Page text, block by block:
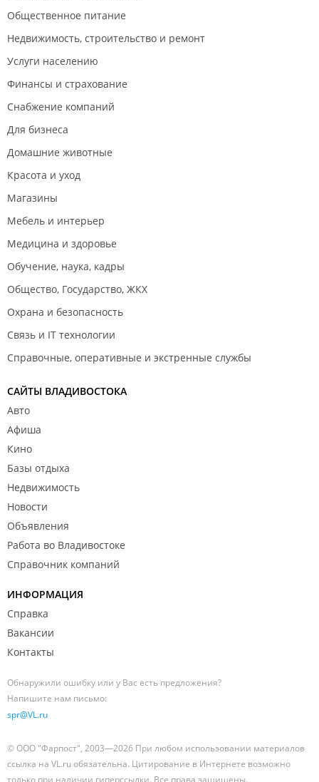
Общественное питание
Недвижимость, строительство и ремонт
Услуги населению
Финансы и страхование
Снабжение компаний
Для бизнеса
Домашние животные
Красота и уход
Магазины
Мебель и интерьер
Медицина и здоровье
Обучение, наука, кадры
Общество, Государство, ЖКХ
Охрана и безопасность
Связь и IT технологии
Справочные, оперативные и экстренные службы
САЙТЫ ВЛАДИВОСТОКА
Авто
Афиша
Кино
Базы отдыха
Недвижимость
Новости
Объявления
Работа во Владивостоке
Справочник компаний
ИНФОРМАЦИЯ
Справка
Вакансии
Контакты
Обнаружили ошибку или у Вас есть предложения?
Напишите нам письмо:
spr@VL.ru
© ООО "Фарпост", 2003—2026 При любом использовании материалов
ссылка на VL.ru обязательна. Цитирование в Интернете возможно
только при наличии гиперссылки. Все права защищены.